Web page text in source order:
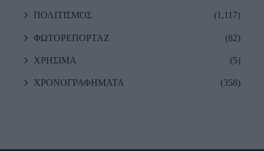
ΠΟΛΙΤΙΣΜΟΣ (1,117)
ΦΩΤΟΡΕΠΟΡΤΑΖ (82)
ΧΡΗΣΙΜΑ (5)
ΧΡΟΝΟΓΡΑΦΗΜΑΤΑ (358)